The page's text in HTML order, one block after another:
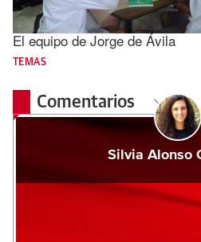
El equipo de Jorge de Ávila
TEMAS
Comentarios
Silvia Alonso